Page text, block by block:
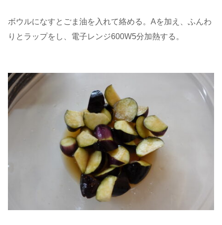
ボウルになすとごま油を入れて絡める。Aを加え、ふんわ
りとラップをし、電子レンジ600W5分加熱する。